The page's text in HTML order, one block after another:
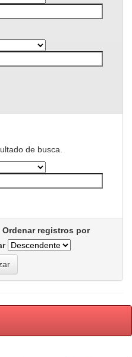
de busca.
Ordenar registros por